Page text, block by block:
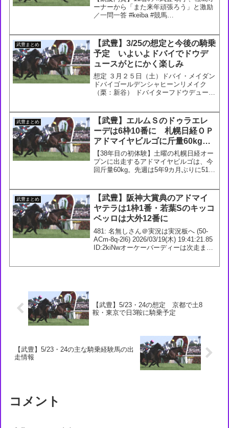
ろう』と言っていただきまし
た。いつか勝ちたい」
ーナーから「また来年頑張ろう」と激励
／一問一答 #keiba #競馬
公式 (@goku_u...
武豊まとめ
【武豊】3/25の想定と今後の騎乗
予定 いよいよドバイでドウデ
ュースがとにかく楽しみ
想定 ３月２５日（土）ドバイ・メイダン
ドバイゴールデンシャヒーンリメイク
（栗：新谷） ドバイターフドウデュース
ターフ）、リメイク（ドバイゴールデン
シャヒーン）、ウォー...
武豊まとめ
【武豊】エルムＳのドゥラエレ
ーデは6枠10番に 札幌日経ＯＰ
アドマイヤビルゴに斤量60kgで
騎乗 60kgでの騎乗はデビュー
初に
【38年目の初体験】土曜の札幌日経オー
プンに出走するアドマイヤビルゴは、今
回斤量60kg。先週は5年9カ月ぶりに51kg
ビュー38年目で初となります。#アドマ
イヤビ...
武豊まとめ
【武豊】阪神大賞典のアドマイ
ヤテラは1枠1番・若葉Sのキッコ
ベッロは大外12番に
481: 名無しさん＠実況は実況板へ (50-
ACm-8q-2l6) 2026/03/19(木) 19:41:21.85
ID:2kiNwオーケーバーディーは次走まだ
【武豊】5/23・24の想定 京都で土8
鞍・東京で日3鞍に騎乗予定
【武豊】5/23・24の主な騎乗経験馬の出
走情報
コメント